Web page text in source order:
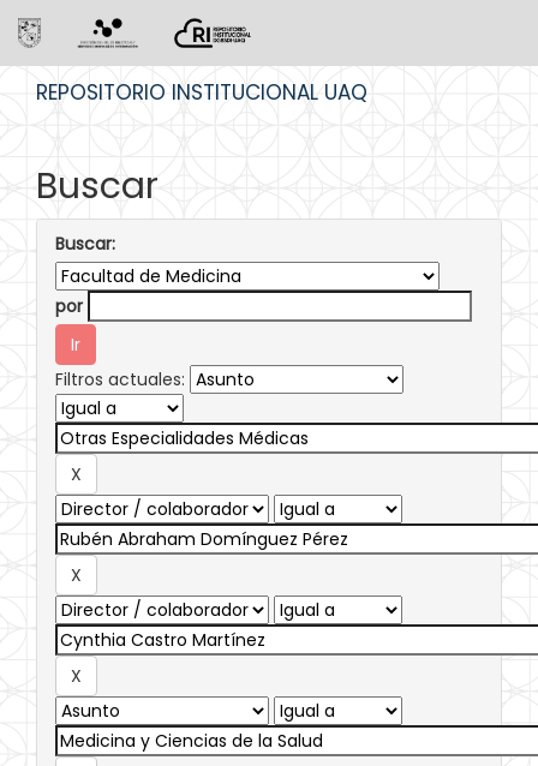
REPOSITORIO INSTITUCIONAL UAQ
Buscar
Buscar:
por
Filtros actuales: